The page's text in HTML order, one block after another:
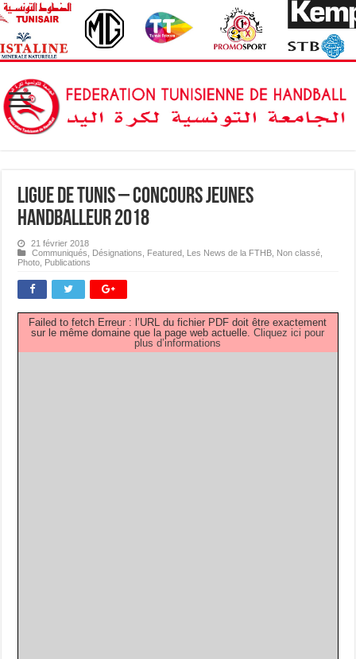
Ligue de Tunis – Concours Jeunes
Handballeur 2018
21 février 2018
Communiqués
Désignations Featured Les News de la FTHB Non classé
Photo Publications
Failed to fetch Erreur : l’URL du fichier PDF doit être exactement
sur le même domaine que la page web actuelle.Cliquez ici pour
plus d’informations